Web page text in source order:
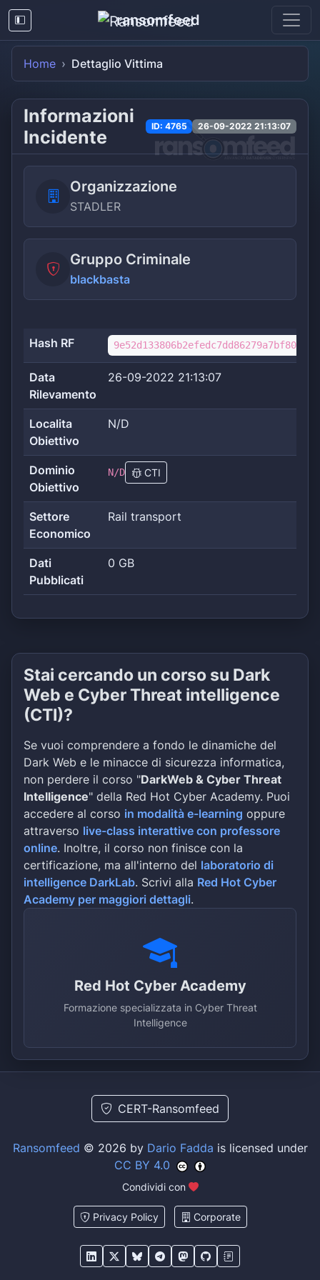
ransomfeed
Home Dettaglio Vittima
Informazioni
Incidente
ID: 4765 26-09-2022 21:13:07
Organizzazione
STADLER
Gruppo Criminale
blackbasta
Hash RF
Data
Rilevamento
26-09-2022 21:13:07
Localita
Obiettivo
N/D
Dominio
Obiettivo
N/D CTI
Settore
Economico
Rail transport
Dati
Pubblicati
0 GB
Stai cercando un corso su Dark
Web e Cyber Threat intelligence
(CTI)?
Se vuoi comprendere a fondo le dinamiche del
Dark Web e le minacce di sicurezza informatica,
non perdere il corso "DarkWeb & Cyber Threat
Intelligence" della Red Hot Cyber Academy. Puoi
accedere al corso in modalità e-learning oppure
attraverso live-class interattive con professore
online. Inoltre, il corso non finisce con la
certificazione, ma all'interno del laboratorio di
intelligence DarkLab. Scrivi alla Red Hot Cyber
Academy per maggiori dettagli.
Red Hot Cyber Academy
Formazione specializzata in Cyber Threat
Intelligence
CERT-Ransomfeed
Ransomfeed © 2026 by Dario Fadda is licensed under
CC BY 4.0
Condividi con
Privacy Policy Corporate